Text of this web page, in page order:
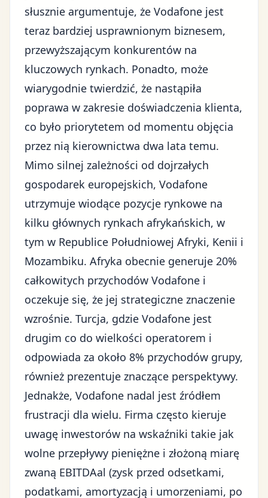
słusznie argumentuje, że Vodafone jest
teraz bardziej usprawnionym biznesem,
przewyższającym konkurentów na
kluczowych rynkach. Ponadto, może
wiarygodnie twierdzić, że nastąpiła
poprawa w zakresie doświadczenia klienta,
co było priorytetem od momentu objęcia
przez nią kierownictwa dwa lata temu.
Mimo silnej zależności od dojrzałych
gospodarek europejskich, Vodafone
utrzymuje wiodące pozycje rynkowe na
kilku głównych rynkach afrykańskich, w
tym w Republice Południowej Afryki, Kenii i
Mozambiku. Afryka obecnie generuje 20%
całkowitych przychodów Vodafone i
oczekuje się, że jej strategiczne znaczenie
wzrośnie. Turcja, gdzie Vodafone jest
drugim co do wielkości operatorem i
odpowiada za około 8% przychodów grupy,
również prezentuje znaczące perspektywy.
Jednakże, Vodafone nadal jest źródłem
frustracji dla wielu. Firma często kieruje
uwagę inwestorów na wskaźniki takie jak
wolne przepływy pieniężne i złożoną miarę
zwaną EBITDAal (zysk przed odsetkami,
podatkami, amortyzacją i umorzeniami, po